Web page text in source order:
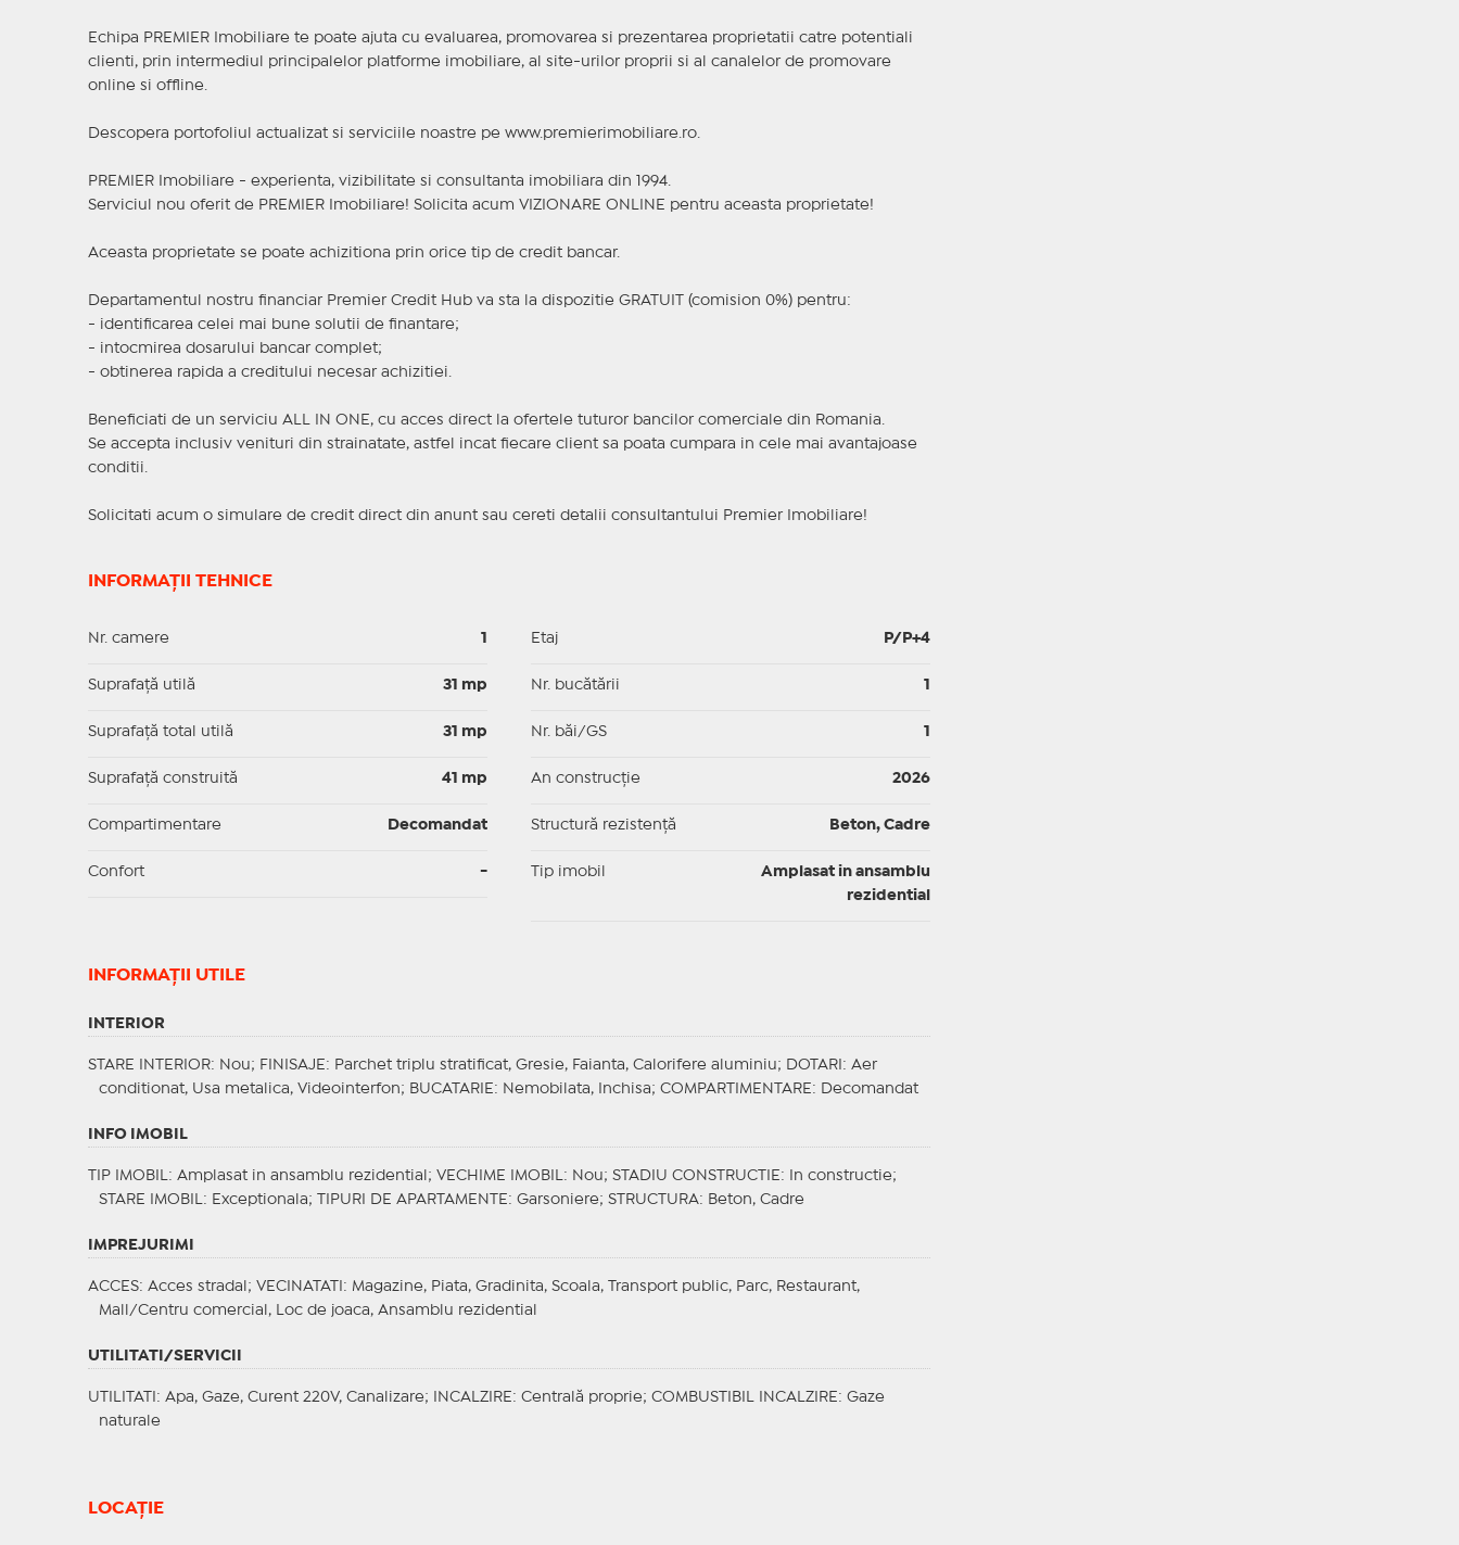
Echipa PREMIER Imobiliare te poate ajuta cu evaluarea, promovarea si prezentarea proprietatii catre potentiali
clienti, prin intermediul principalelor platforme imobiliare, al site-urilor proprii si al canalelor de promovare
online si offline.
Descopera portofoliul actualizat si serviciile noastre pe www.premierimobiliare.ro.
PREMIER Imobiliare - experienta, vizibilitate si consultanta imobiliara din 1994.
Serviciul nou oferit de PREMIER Imobiliare! Solicita acum VIZIONARE ONLINE pentru aceasta proprietate!
Aceasta proprietate se poate achizitiona prin orice tip de credit bancar.
Departamentul nostru financiar Premier Credit Hub va sta la dispozitie GRATUIT (comision 0%) pentru:
- identificarea celei mai bune solutii de finantare;
- intocmirea dosarului bancar complet;
- obtinerea rapida a creditului necesar achizitiei.
Beneficiati de un serviciu ALL IN ONE, cu acces direct la ofertele tuturor bancilor comerciale din Romania.
Se accepta inclusiv venituri din strainatate, astfel incat fiecare client sa poata cumpara in cele mai avantajoase
conditii.
Solicitati acum o simulare de credit direct din anunt sau cereti detalii consultantului Premier Imobiliare!
INFORMAȚII TEHNICE
Nr. camere
Suprafaţă utilă 31 mp
Suprafaţă total utilă 31 mp
Suprafaţă construită 41 mp
Compartimentare Decomandat
Confort -
Etaj P/P+4
Nr. bucătării
Nr. băi/GS
An construcție 2026
Structură rezistență Beton, Cadre
Tip imobil
Amplasat in ansamblu
rezidential
INFORMAŢII UTILE
INTERIOR
STARE INTERIOR: Nou; FINISAJE : Parchet triplu stratificat, Gresie, Faianta, Calorifere aluminiu; DOTARI : Aer
conditionat, Usa metalica, Videointerfon; BUCATARIE : Nemobilata, Inchisa; COMPARTIMENTARE : Decomandat
INFO IMOBIL
TIP IMOBIL : Amplasat in ansamblu rezidential; VECHIME IMOBIL : Nou; STADIU CONSTRUCTIE : In constructie;
STARE IMOBIL
: Exceptionala; TIPURI DE APARTAMENTE : Garsoniere; STRUCTURA: Beton, Cadre
IMPREJURIMI
ACCES: Acces stradal; VECINATATI
: Magazine, Piata, Gradinita, Scoala, Transport public, Parc, Restaurant,
Mall/Centru comercial, Loc de joaca, Ansamblu rezidential
UTILITATI/SERVICII
UTILITATI : Apa, Gaze, Curent 220V, Canalizare; INCALZIRE : Centrală proprie; COMBUSTIBIL INCALZIRE : Gaze
naturale
LOCAȚIE